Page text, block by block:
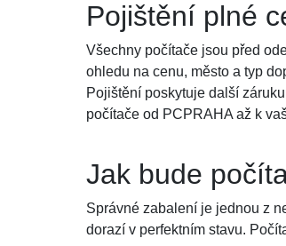
Pojištění plné
Všechny počítače jsou před
ohledu na cenu, město a typ
Pojištění poskytuje další
počítače od PCPRAHA až k
Jak bude
Správné zabalení je jednou z
dorazí v perfektním stavu.